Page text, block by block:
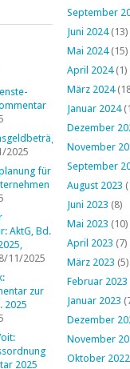
2025
für
AktG, Bd.
11/2025
zur
2025
2025
September
Juni 2024(13)
Mai 2024(15)
April 2024(1)
März 2024
Januar 2024
Dezember
November
September
August 2023
Juni 2023 (8)
Mai 2023 (10)
April 2023 (7)
März 2023 (5)
Februar 2023
Januar 2023
Dezember
November
Oktober 2022